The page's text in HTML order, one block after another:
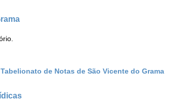
de Notas de São Vicente do Grama